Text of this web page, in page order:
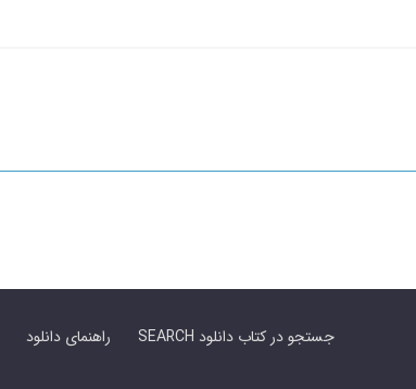
راهنمای دانلود SEARCH جستجو در کتاب دانلود